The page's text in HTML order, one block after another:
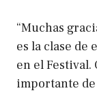
“Muchas
es la clase de
en el Festival.
importante de